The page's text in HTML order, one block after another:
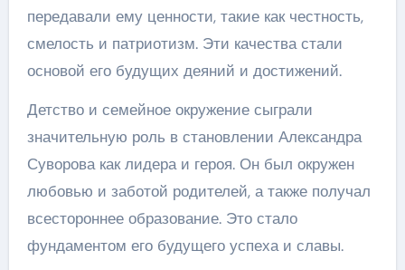
передавали ему ценности, такие как честность,
смелость и патриотизм. Эти качества стали
основой его будущих деяний и достижений.
Детство и семейное окружение сыграли
значительную роль в становлении Александра
Суворова как лидера и героя. Он был окружен
любовью и заботой родителей, а также получал
всестороннее образование. Это стало
фундаментом его будущего успеха и славы.